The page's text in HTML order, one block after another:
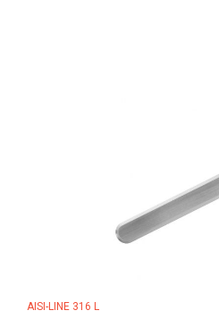
AISI-LINE 316 L